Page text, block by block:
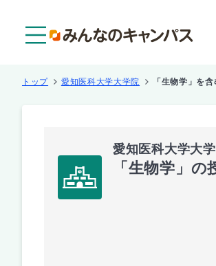
トップ 愛知医科大学大学院 「生物学」を
愛知医科大学大
「生物学」